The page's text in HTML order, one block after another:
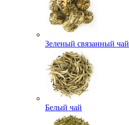
Зеленый связанный чай
Белый чай